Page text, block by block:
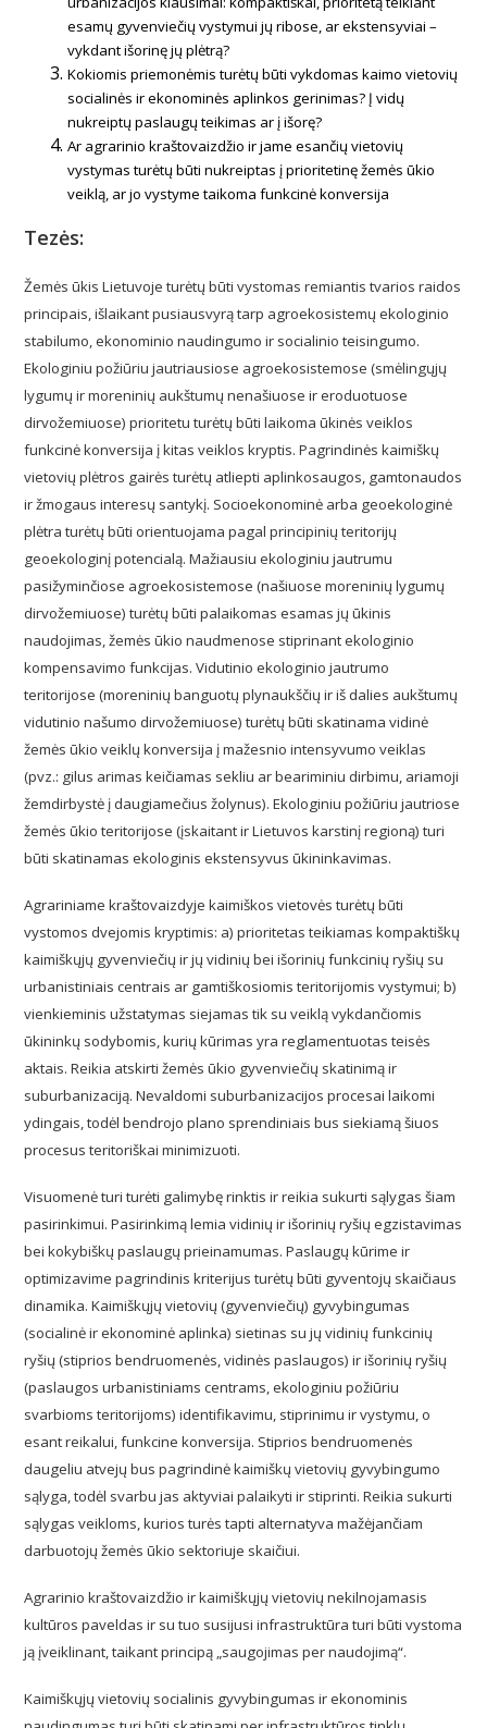
esamų gyvenviečių vystymui jų ribose, ar ekstensyviai –
vykdant išorinę jų plėtrą?
Kokiomis priemonėmis turėtų būti vykdomas kaimo vietovių
socialinės ir ekonominės aplinkos gerinimas? Į vidų
nukreiptų paslaugų teikimas ar į išorę?
Ar agrarinio kraštovaizdžio ir jame esančių vietovių
vystymas turėtų būti nukreiptas į prioritetinę žemės ūkio
veiklą, ar jo vystyme taikoma funkcinė konversija
Tezės:
Žemės ūkis Lietuvoje turėtų būti vystomas remiantis tvarios raidos
principais, išlaikant pusiausvyrą tarp agroekosistemų ekologinio
stabilumo, ekonominio naudingumo ir socialinio teisingumo.
Ekologiniu požiūriu jautriausiose agroekosistemose (smėlingųjų
lygumų ir moreninių aukštumų nenašiuose ir eroduotuose
dirvožemiuose) prioritetu turėtų būti laikoma ūkinės veiklos
funkcinė konversija į kitas veiklos kryptis. Pagrindinės kaimiškų
vietovių plėtros gairės turėtų atliepti aplinkosaugos, gamtonaudos
ir žmogaus interesų santykį. Socioekonominė arba geoekologinė
plėtra turėtų būti orientuojama pagal principinių teritorijų
geoekologinį potencialą. Mažiausiu ekologiniu jautrumu
pasižyminčiose agroekosistemose (našiuose moreninių lygumų
dirvožemiuose) turėtų būti palaikomas esamas jų ūkinis
naudojimas, žemės ūkio naudmenose stiprinant ekologinio
kompensavimo funkcijas. Vidutinio ekologinio jautrumo
teritorijose (moreninių banguotų plynaukščių ir iš dalies aukštumų
vidutinio našumo dirvožemiuose) turėtų būti skatinama vidinė
žemės ūkio veiklų konversija į mažesnio intensyvumo veiklas
(pvz.: gilus arimas keičiamas sekliu ar beariminiu dirbimu, ariamoji
žemdirbystė į daugiamečius žolynus). Ekologiniu požiūriu jautriose
žemės ūkio teritorijose (įskaitant ir Lietuvos karstinį regioną) turi
būti skatinamas ekologinis ekstensyvus ūkininkavimas.
Agrariniame kraštovaizdyje kaimiškos vietovės turėtų būti
vystomos dvejomis kryptimis: a) prioritetas teikiamas kompaktiškų
kaimiškųjų gyvenviečių ir jų vidinių bei išorinių funkcinių ryšių su
urbanistiniais centrais ar gamtiškosiomis teritorijomis vystymui; b)
vienkieminis užstatymas siejamas tik su veiklą vykdančiomis
ūkininkų sodybomis, kurių kūrimas yra reglamentuotas teisės
aktais. Reikia atskirti žemės ūkio gyvenviečių skatinimą ir
suburbanizaciją. Nevaldomi suburbanizacijos procesai laikomi
ydingais, todėl bendrojo plano sprendiniais bus siekiamą šiuos
procesus teritoriškai minimizuoti.
Visuomenė turi turėti galimybę rinktis ir reikia sukurti sąlygas šiam
pasirinkimui. Pasirinkimą lemia vidinių ir išorinių ryšių egzistavimas
bei kokybiškų paslaugų prieinamumas. Paslaugų kūrime ir
optimizavime pagrindinis kriterijus turėtų būti gyventojų skaičiaus
dinamika. Kaimiškųjų vietovių (gyvenviečių) gyvybingumas
(socialinė ir ekonominė aplinka) sietinas su jų vidinių funkcinių
ryšių (stiprios bendruomenės, vidinės paslaugos) ir išorinių ryšių
(paslaugos urbanistiniams centrams, ekologiniu požiūriu
svarbioms teritorijoms) identifikavimu, stiprinimu ir vystymu, o
esant reikalui, funkcine konversija. Stiprios bendruomenės
daugeliu atvejų bus pagrindinė kaimiškų vietovių gyvybingumo
sąlyga, todėl svarbu jas aktyviai palaikyti ir stiprinti. Reikia sukurti
sąlygas veikloms, kurios turės tapti alternatyva mažėjančiam
darbuotojų žemės ūkio sektoriuje skaičiui.
Agrarinio kraštovaizdžio ir kaimiškųjų vietovių nekilnojamasis
kultūros paveldas ir su tuo susijusi infrastruktūra turi būti vystoma
ją įveiklinant, taikant principą „saugojimas per naudojimą“.
Kaimiškųjų vietovių socialinis gyvybingumas ir ekonominis